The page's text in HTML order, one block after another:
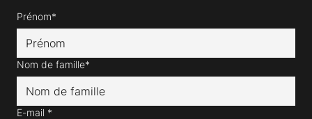
Prénom*
Nom de famille*
E-mail *